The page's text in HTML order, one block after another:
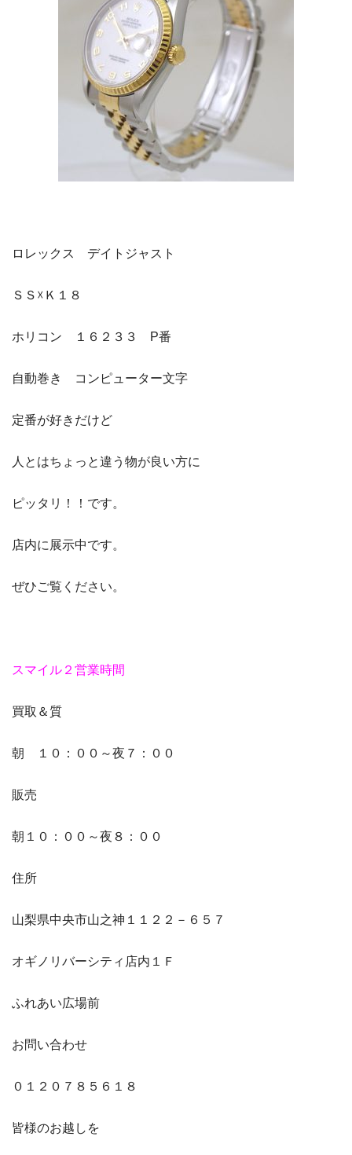
ロレックス デイトジャスト
ＳＳ☓Ｋ１８
ホリコン １６２３３ P番
自動巻き コンピューター文字
定番が好きだけど
人とはちょっと違う物が良い方に
ピッタリ！！です。
店内に展示中です。
ぜひご覧ください。
スマイル２営業時間
買取＆質
朝 １０：００～夜７：００
販売
朝１０：００～夜８：００
住所
山梨県中央市山之神１１２２－６５７
オギノリバーシティ店内１Ｆ
ふれあい広場前
お問い合わせ
０１２０７８５６１８
皆様のお越しを